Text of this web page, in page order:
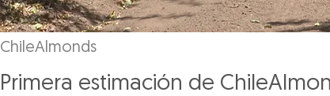
ChileAlmonds
Primera estimación de